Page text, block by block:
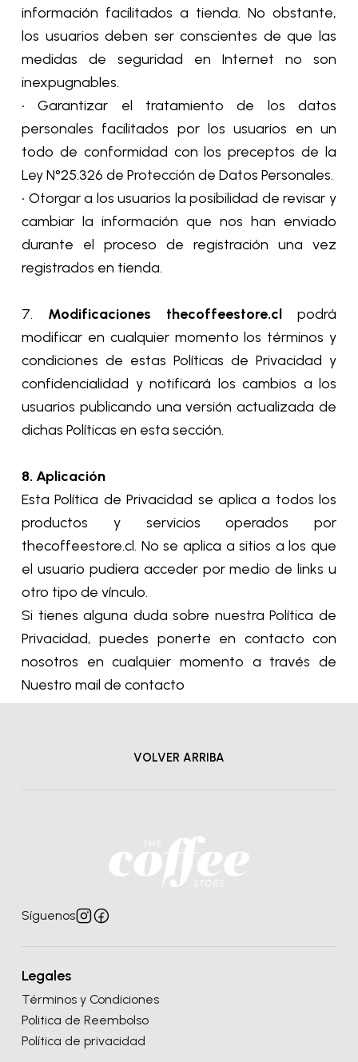
información facilitados a tienda. No obstante,
los usuarios deben ser conscientes de que las
medidas de seguridad en Internet no son
inexpugnables.
• Garantizar el tratamiento de los datos
personales facilitados por los usuarios en un
todo de conformidad con los preceptos de la
Ley N°25.326 de Protección de Datos Personales.
• Otorgar a los usuarios la posibilidad de revisar y
cambiar la información que nos han enviado
durante el proceso de registración una vez
registrados en tienda.
7. Modificaciones thecoffeestore.cl podrá
modificar en cualquier momento los términos y
condiciones de estas Políticas de Privacidad y
confidencialidad y notificará los cambios a los
usuarios publicando una versión actualizada de
dichas Políticas en esta sección.
8. Aplicación
Esta Política de Privacidad se aplica a todos los
productos y servicios operados por
thecoffeestore.cl. No se aplica a sitios a los que
el usuario pudiera acceder por medio de links u
otro tipo de vínculo.
Si tienes alguna duda sobre nuestra Política de
Privacidad, puedes ponerte en contacto con
nosotros en cualquier momento a través de
Nuestro mail de contacto
VOLVER ARRIBA
Síguenos
Legales
Términos y Condiciones
Politica de Reembolso
Política de privacidad